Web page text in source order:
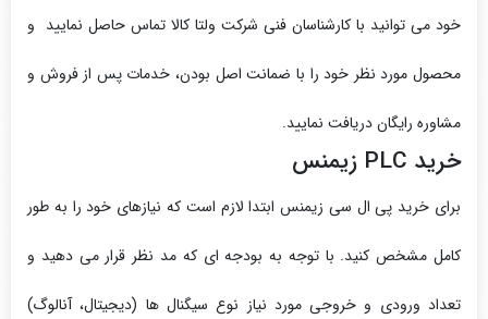
خود می توانید با کارشناسان فنی شرکت ولتا کالا تماس حاصل نمایید و
محصول مورد نظر خود را با ضمانت اصل بودن، خدمات پس از فروش و
مشاوره رایگان دریافت نمایید.
خرید PLC زیمنس
برای خرید پی ال سی زیمنس ابتدا لازم است که نیازهای خود را به طور
کامل مشخص کنید. با توجه به بودجه ای که مد نظر قرار می دهید و
تعداد ورودی و خروجی مورد نیاز نوع سیگنال ها (دیجیتال، آنالوگ)